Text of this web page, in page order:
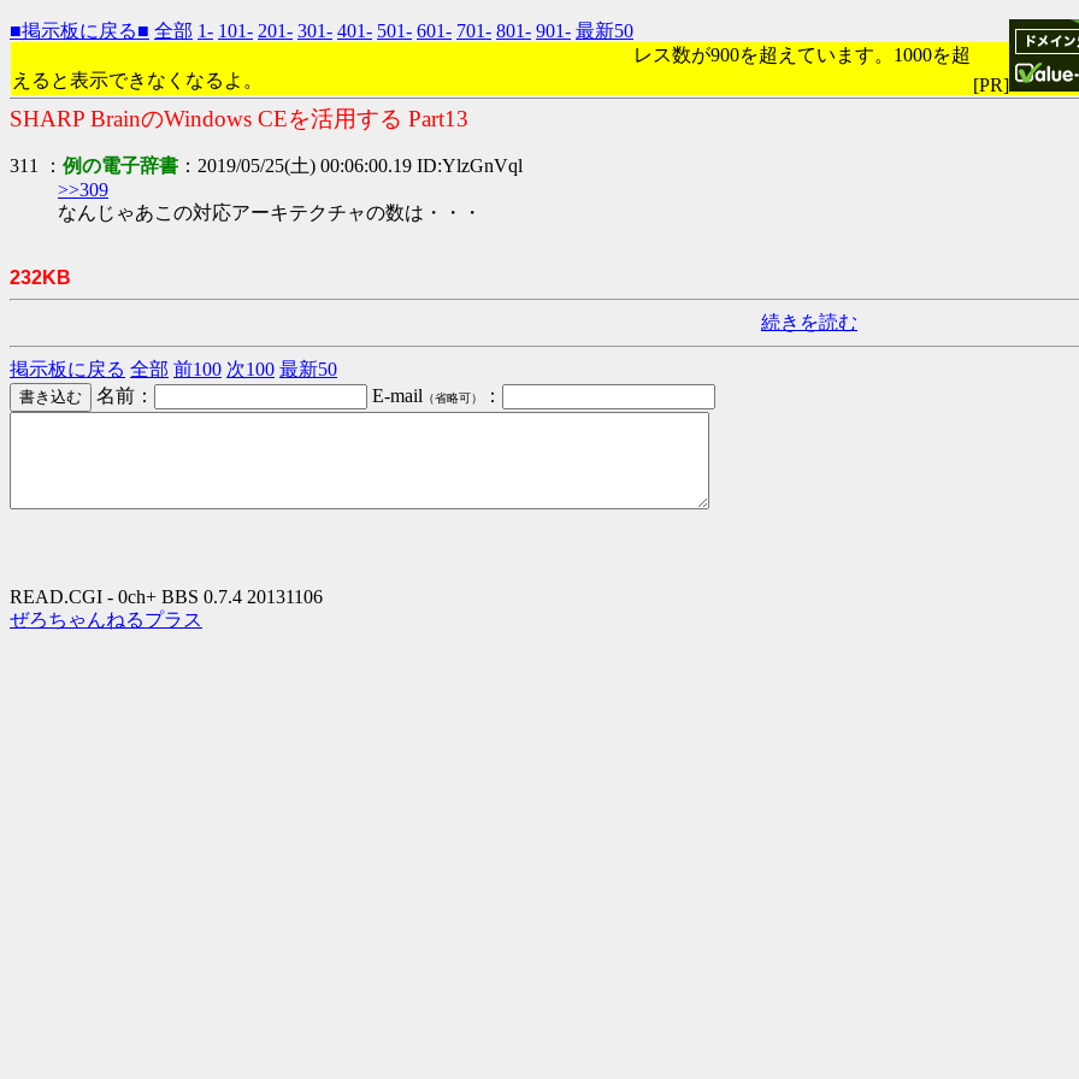
■掲示板に戻る■ 全部 1- 101- 201- 301- 401- 501- 601- 701- 801- 901- 最新50
[PR]
レス数が900を超えています。1000を超
えると表示できなくなるよ。
SHARP BrainのWindows CEを活用する Part13
311 ： 例の電子辞書 ：2019/05/25(土) 00:06:00.19 ID:YlzGnVql
>>309
なんじゃあこの対応アーキテクチャの数は・・・
232KB
続きを読む
掲示板に戻る 全部 前100 次100 最新50
名前：
E-mail （省略可） ：
READ.CGI - 0ch+ BBS 0.7.4 20131106
ぜろちゃんねるプラス